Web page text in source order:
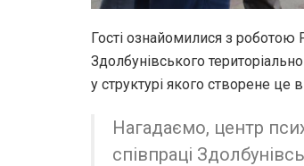
Гості ознайомилися з роботою
Здолбунівського
у структурі якого створене це
Нагадаємо, центр
співпраці